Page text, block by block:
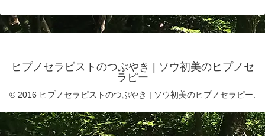
ヒプノセラピストのつぶやき | ソウ初美のヒプノセ
ラピー
© 2016 ヒプノセラピストのつぶやき | ソウ初美のヒプノセラピー.